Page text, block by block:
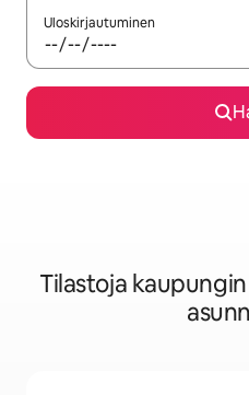
Uloskirjautuminen
Tilastoja